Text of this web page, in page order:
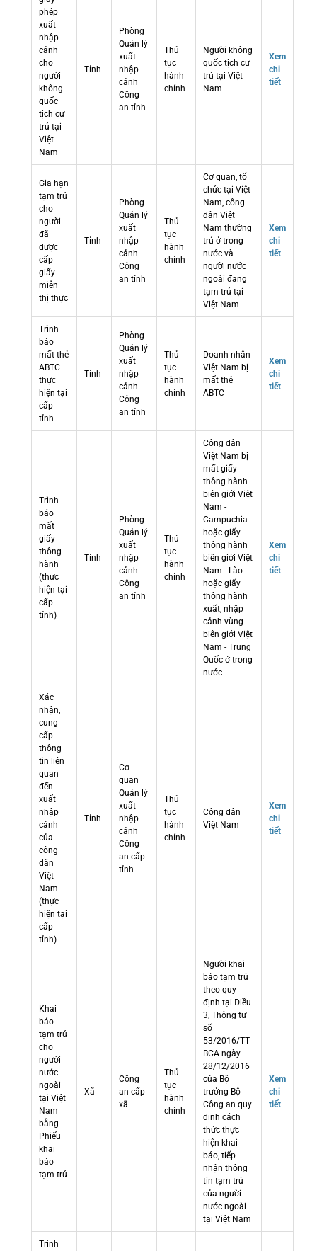
phép
xuất
nhập
cảnh
cho
người
không
quốc
tịch cư
trú tại
Việt
Nam
Tỉnh
Phòng
Quản lý
xuất
nhập
cảnh
Công
an tỉnh
Thủ
tục
hành
chính
Người không
quốc tịch cư
trú tại Việt
Nam
Xem
chi
tiết
Gia hạn
tạm trú
cho
người
đã
được
cấp
giấy
miễn
thị thực
Tỉnh
Phòng
Quản lý
xuất
nhập
cảnh
Công
an tỉnh
Thủ
tục
hành
chính
Cơ quan, tổ
chức tại Việt
Nam, công
dân Việt
Nam thường
trú ở trong
nước và
người nước
ngoài đang
tạm trú tại
Việt Nam
Xem
chi
tiết
Trình
báo
mất thẻ
ABTC
thực
hiện tại
cấp
tỉnh
Tỉnh
Phòng
Quản lý
xuất
nhập
cảnh
Công
an tỉnh
Thủ
tục
hành
chính
Doanh nhân
Việt Nam bị
mất thẻ
ABTC
Xem
chi
tiết
Trình
báo
mất
giấy
thông
hành
(thực
hiện tại
cấp
tỉnh)
Tỉnh
Phòng
Quản lý
xuất
nhập
cảnh
Công
an tỉnh
Thủ
tục
hành
chính
Công dân
Việt Nam bị
mất giấy
thông hành
biên giới Việt
Nam -
Campuchia
hoặc giấy
thông hành
biên giới Việt
Nam - Lào
hoặc giấy
thông hành
xuất, nhập
cảnh vùng
biên giới Việt
Nam - Trung
Quốc ở trong
nước
Xem
chi
tiết
Xác
nhận,
cung
cấp
thông
tin liên
quan
đến
xuất
nhập
cảnh
của
công
dân
Việt
Nam
(thực
hiện tại
cấp
tỉnh)
Tỉnh
Cơ
quan
Quản lý
xuất
nhập
cảnh
Công
an cấp
tỉnh
Thủ
tục
hành
chính
Công dân
Việt Nam
Xem
chi
tiết
Khai
báo
tạm trú
cho
người
nước
ngoài
tại Việt
Nam
bằng
Phiếu
khai
báo
tạm trú
Xã
Công
an cấp
xã
Thủ
tục
hành
chính
Người khai
báo tạm trú
theo quy
định tại Điều
3, Thông tư
số
53/2016/TT-
BCA ngày
28/12/2016
của Bộ
trưởng Bộ
Công an quy
định cách
thức thực
hiện khai
báo, tiếp
nhận thông
tin tạm trú
của người
nước ngoài
tại Việt Nam
Xem
chi
tiết
Trình